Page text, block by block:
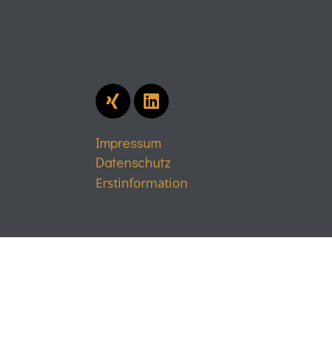
Impressum
Datenschutz
Erstinformation